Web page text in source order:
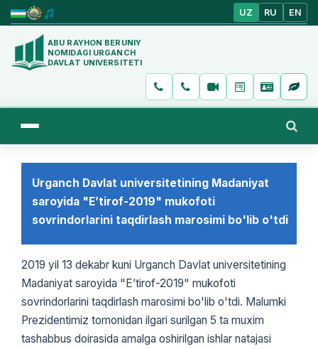
UZ RU EN
ABU RAYHON BERUNIY
NOMIDAGI URGANCH
DAVLAT UNIVERSITETI
Urganch Davlat universitetining Madaniyat
saroyida "E’tirof-2019" mukofoti
sovrindorlarini taqdirlash marosimi bo'lib o'tdi
2019 yil 13 dekabr kuni Urganch Davlat universitetining
Madaniyat saroyida "E’tirof-2019" mukofoti
sovrindorlarini taqdirlash marosimi bo'lib o'tdi. Malumki
Prezidentimiz tomonidan ilgari surilgan 5 ta muxim
tashabbus doirasida amalga oshirilgan ishlar natajasi